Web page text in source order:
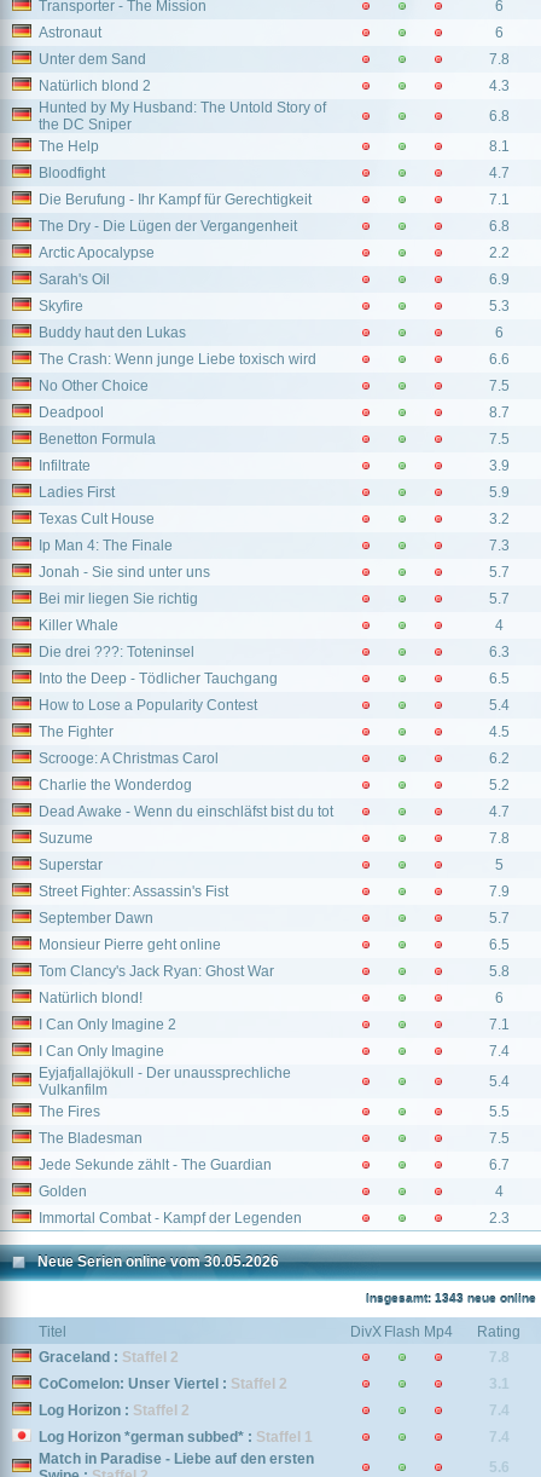
Transporter - The Mission
6
Astronaut
6
Unter dem Sand
7.8
Natürlich blond 2
4.3
Hunted by My Husband: The Untold Story of
the DC Sniper
6.8
The Help
8.1
Bloodfight
4.7
Die Berufung - Ihr Kampf für Gerechtigkeit
7.1
The Dry - Die Lügen der Vergangenheit
6.8
Arctic Apocalypse
2.2
Sarah's Oil
6.9
Skyfire
5.3
Buddy haut den Lukas
6
The Crash: Wenn junge Liebe toxisch wird
6.6
No Other Choice
7.5
Deadpool
8.7
Benetton Formula
7.5
Infiltrate
3.9
Ladies First
5.9
Texas Cult House
3.2
Ip Man 4: The Finale
7.3
Jonah - Sie sind unter uns
5.7
Bei mir liegen Sie richtig
5.7
Killer Whale
4
Die drei ???: Toteninsel
6.3
Into the Deep - Tödlicher Tauchgang
6.5
How to Lose a Popularity Contest
5.4
The Fighter
4.5
Scrooge: A Christmas Carol
6.2
Charlie the Wonderdog
5.2
Dead Awake - Wenn du einschläfst bist du tot
4.7
Suzume
7.8
Superstar
5
Street Fighter: Assassin's Fist
7.9
September Dawn
5.7
Monsieur Pierre geht online
6.5
Tom Clancy's Jack Ryan: Ghost War
5.8
Natürlich blond!
6
I Can Only Imagine 2
7.1
I Can Only Imagine
7.4
Eyjafjallajökull - Der unaussprechliche
Vulkanfilm
5.4
The Fires
5.5
The Bladesman
7.5
Jede Sekunde zählt - The Guardian
6.7
Golden
4
Immortal Combat - Kampf der Legenden
2.3
Neue Serien online vom 30.05.2026
Insgesamt: 1343 neue online
Titel DivX Flash Mp4
Rating
Graceland : Staffel 2
7.8
CoComelon: Unser Viertel : Staffel 2
3.1
Log Horizon : Staffel 2
7.4
Log Horizon *german subbed* : Staffel 1
7.4
Match in Paradise - Liebe auf den ersten
5.6